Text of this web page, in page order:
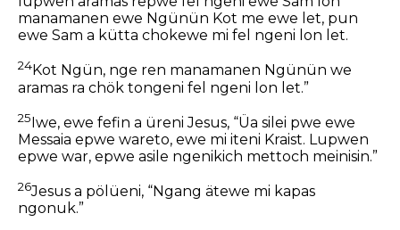
manamanen ewe Ngünün Kot me ewe let, pun
ewe Sam a kütta chokewe mi fel ngeni lon let.
24Kot Ngün, nge ren manamanen Ngünün we
aramas ra chök tongeni fel ngeni lon let.”
25Iwe, ewe fefin a üreni Jesus, “Üa silei pwe ewe
Messaia epwe wareto, ewe mi iteni Kraist. Lupwen
epwe war, epwe asile ngenikich mettoch meinisin.”
26Jesus a pölüeni, “Ngang ätewe mi kapas
ngonuk.”